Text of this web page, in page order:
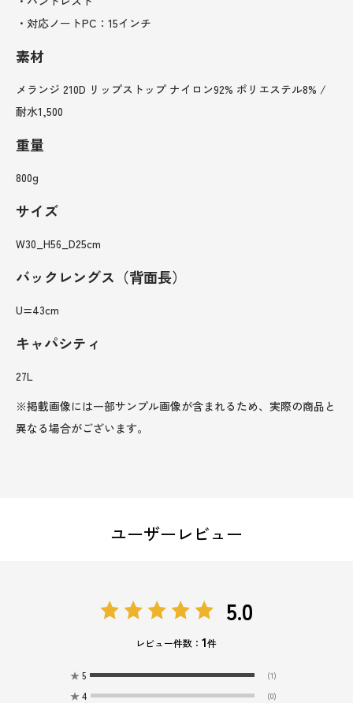
・対応ノートPC：15インチ
素材
メランジ 210D リップストップ ナイロン92% ポリエステル8% /
耐水1,500
重量
800g
サイズ
W30_H56_D25cm
バックレングス（背面長）
U=43cm
キャパシティ
27L
※掲載画像には一部サンプル画像が含まれるため、実際の商品と
異なる場合がございます。
ユーザーレビュー
5.0
レビュー件数：1件
★ 5 (1)
★ 4 (0)